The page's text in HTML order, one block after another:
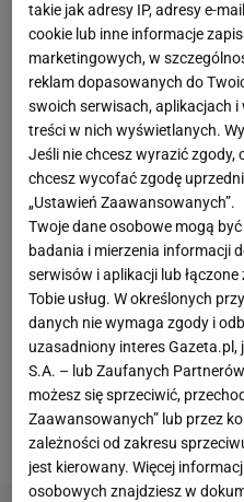
Mike Ashley był
latach 2007-2021.
klub za 300 milionów
Salmanowi, który
szacowanym na 320
kluby Premier League
wydały zgodę na tę
nowe przepisy, które
właścicieli z Arabii
otoczenia Public
Athletic, że właściciele
odpowiedzialności
kluby z osobna, jeśli
przepisy, które są
takie jak adresy IP, adresy e-
cookie lub inne informacje
marketingowych, w
reklam dopasowanych do
swoich serwisach, aplikacjach
treści w nich wyświetlanych.
Jeśli nie chcesz wyrazić zgody,
chcesz wycofać zgodę
„Ustawień Zaawansowanych”.
Twoje dane osobowe mogą
badania i mierzenia informacji
serwisów i aplikacji lub
Tobie usług. W określonych
danych nie wymaga zgody i
uzasadniony interes Gazeta.pl,
S.A. – lub Zaufanych
możesz się sprzeciwić,
Zaawansowanych” lub przez
zależności od zakresu
jest kierowany. Więcej
osobowych znajdziesz w